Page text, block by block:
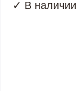
✓ В наличии